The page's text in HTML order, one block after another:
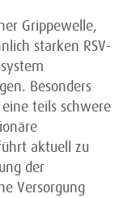
Grippewelle,
starken RSV-
Besonders
teils schwere
aktuell zu
der
Versorgung